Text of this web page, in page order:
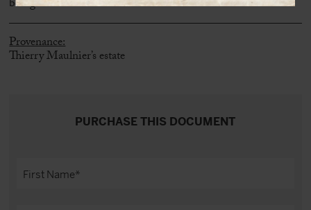
Provenance:
Thierry Maulnier’s estate
PURCHASE THIS DOCUMENT